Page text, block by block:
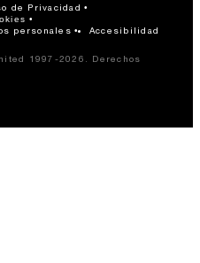
de Privacidad
personales Accesibilidad
1997-2026. Derechos